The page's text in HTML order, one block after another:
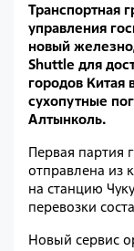
Транспортная
управления
новый
Shuttle для
городов Китая
сухопутные
Алтынколь.
Первая партия
отправлена из
на станцию
перевозки
Новый сервис